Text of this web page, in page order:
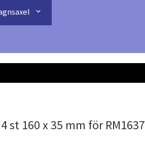
st 160 x 35 mm för RM1637